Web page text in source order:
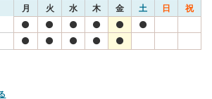
月 火 水 木 金 土 日 祝